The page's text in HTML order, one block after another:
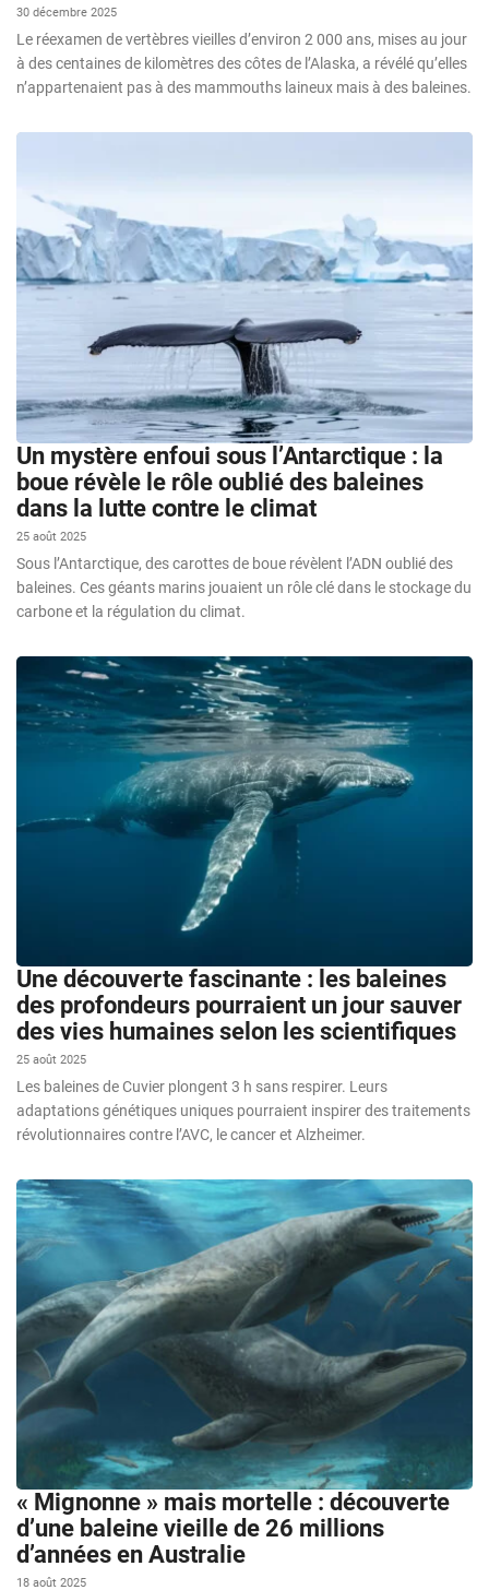
30 décembre 2025
Le réexamen de vertèbres vieilles d’environ 2 000 ans, mises au jour
à des centaines de kilomètres des côtes de l’Alaska, a révélé qu’elles
n’appartenaient pas à des mammouths laineux mais à des baleines.
Un mystère enfoui sous l’Antarctique : la
boue révèle le rôle oublié des baleines
dans la lutte contre le climat
25 août 2025
Sous l’Antarctique, des carottes de boue révèlent l’ADN oublié des
baleines. Ces géants marins jouaient un rôle clé dans le stockage du
carbone et la régulation du climat.
Une découverte fascinante : les baleines
des profondeurs pourraient un jour sauver
des vies humaines selon les scientifiques
25 août 2025
Les baleines de Cuvier plongent 3 h sans respirer. Leurs
adaptations génétiques uniques pourraient inspirer des traitements
révolutionnaires contre l’AVC, le cancer et Alzheimer.
« Mignonne » mais mortelle : découverte
d’une baleine vieille de 26 millions
d’années en Australie
18 août 2025